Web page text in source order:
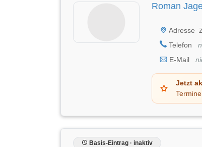
Roman
Adresse
Telefon
E-Mail
Jetzt
Basis-Eintrag · inaktiv